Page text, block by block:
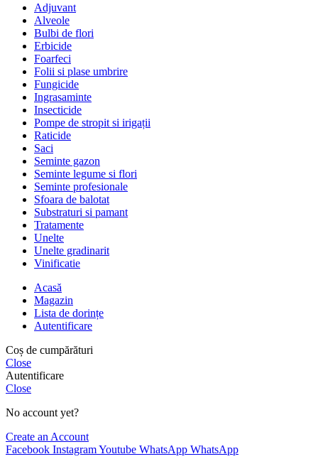
Adjuvant
Alveole
Bulbi de flori
Erbicide
Foarfeci
Folii si plase umbrire
Fungicide
Ingrasaminte
Insecticide
Pompe de stropit si irigații
Raticide
Saci
Seminte gazon
Seminte legume si flori
Seminte profesionale
Sfoara de balotat
Substraturi si pamant
Tratamente
Unelte
Unelte gradinarit
Vinificatie
Acasă
Magazin
Lista de dorințe
Autentificare
Coș de cumpărături
Close
Autentificare
Close
No account yet?
Create an Account
Facebook InstagramYoutube WhatsApp WhatsApp